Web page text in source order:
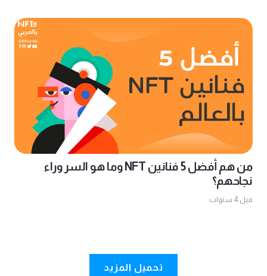
من هم أفضل 5 فنانين NFT وما هو السر وراء
نجاحهم؟
قبل 4 سنوات
تحميل المزيد